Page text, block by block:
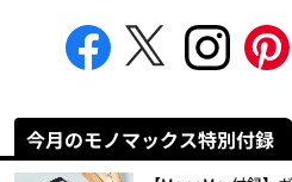
今月のモノマックス特別付録